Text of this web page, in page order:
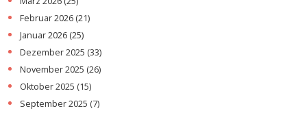
Februar 2026 (21)
Januar 2026 (25)
Dezember 2025 (33)
November 2025 (26)
Oktober 2025 (15)
September 2025 (7)